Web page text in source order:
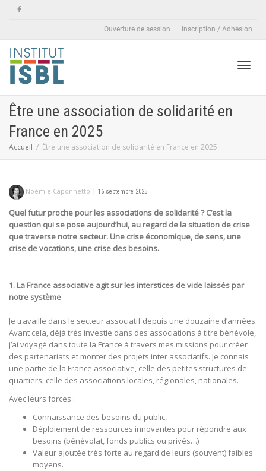
Ouverture de session Inscription / Adhésion
Être une association de solidarité en
France en 2025
Accueil Être une association de solidarité en France en 2025
Noémie Caponnetto | 16 septembre 2025
Quel futur proche pour les associations de solidarité ? C’est la
question qui se pose aujourd’hui, au regard de la situation de crise
que traverse notre secteur. Une crise économique, de sens, une
crise de vocations, une crise des besoins.
1. La France associative agit sur les interstices de vide laissés par
notre système
Je travaille dans le secteur associatif depuis une douzaine d’années.
Avant cela, déjà très investie dans des associations à titre bénévole,
j’ai voyagé dans toute la France à travers mes missions pour créer
des partenariats et monter des projets inter associatifs. Je connais
une partie de la France associative, celle des petites structures de
quartiers, celle des associations locales, régionales, nationales.
Avec leurs forces :
Connaissance des besoins du public,
Déploiement de ressources innovantes pour répondre aux
besoins (bénévolat, fonds publics ou privés…)
Valeur ajoutée très forte au regard de leurs (souvent) faibles
moyens.